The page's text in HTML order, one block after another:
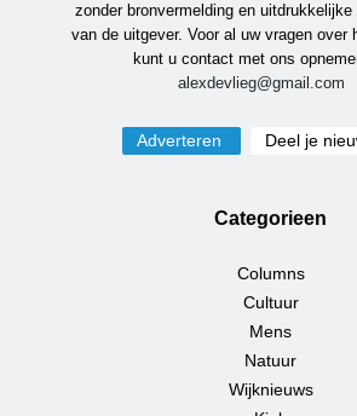
zonder bronvermelding en
van de uitgever. Voor al uw vragen over
kunt u contact met ons
alexdevlieg@gmail.com
Adverteren Deel je
Categorieen
Columns
Cultuur
Mens
Natuur
Wijknieuws